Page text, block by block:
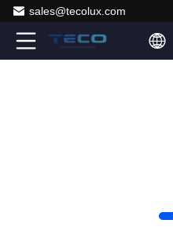
sales@tecolux.com